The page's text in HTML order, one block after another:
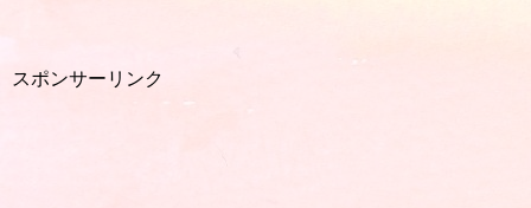
スポンサーリンク